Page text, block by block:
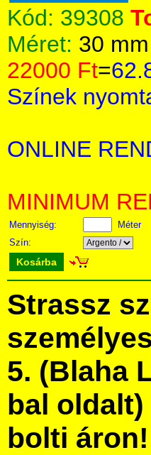
Kód: 39308
Méret: 30
22000 Ft=
Színek
ONLINE
MINIMUM
Mennyiség:
Méter
Szín:
Kosárba
Strassz
5. (Blaha
bal
bolti áron!